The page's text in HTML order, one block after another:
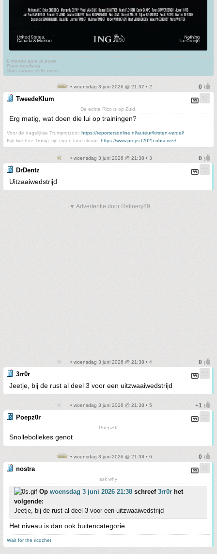
Il mondo apre le porte
Pace totalitaria
Solo l'odore della morte.
• woensdag 3 juni 2026 @ 21:37 • 2
TweedeKlum
De echte Rico is op Zuid.
Erg matig, wat doen die lui op trainingen?
Voor de dagelijkse Trumprotzooi: https://reportersonline.nl/auteur/kirsten-verdel/
Kijk live hoe Trump zijn eigen land sloopt: https://www.project2025.observer/
• woensdag 3 juni 2026 @ 21:38 • 3
DrDentz
Uitzaaiwedstrijd
▼ Advertentie door Refinery89
• woensdag 3 juni 2026 @ 21:38 • 4
3rr0r
Jeetje, bij de rust al deel 3 voor een uitzwaaiwedstrijd
• woensdag 3 juni 2026 @ 21:38 • 5
Poepz0r
Poepz0r
Snollebollekes genot
• woensdag 3 juni 2026 @ 21:38 • 6
nostra
ask why
Op woensdag 3 juni 2026 21:38 schreef 3rr0r het
volgende:
Jeetje, bij de rust al deel 3 voor een uitzwaaiwedstrijd
Het niveau is dan ook buitencategorie.
Wait for the ricochet.